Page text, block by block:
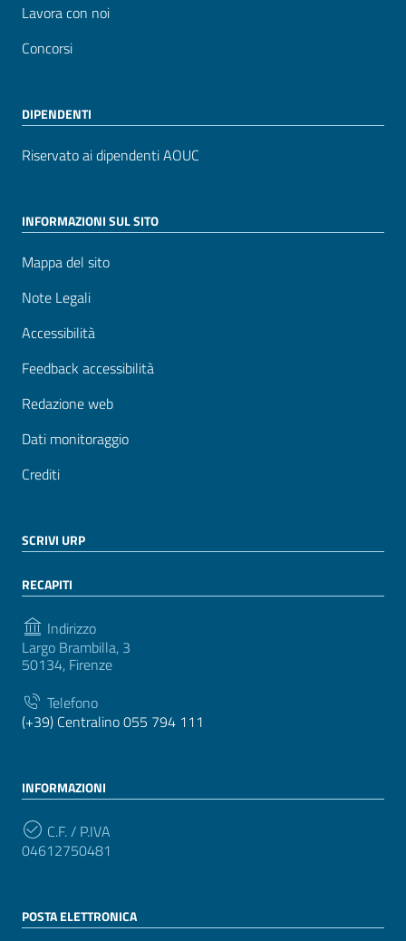
Lavora con noi
Concorsi
DIPENDENTI
Riservato ai dipendenti AOUC
INFORMAZIONI SUL SITO
Mappa del sito
Note Legali
Accessibilità
Feedback accessibilità
Redazione web
Dati monitoraggio
Crediti
SCRIVI URP
RECAPITI
Indirizzo
Largo Brambilla, 3
50134, Firenze
Telefono
(+39) Centralino 055 794 111
INFORMAZIONI
C.F. / P.IVA
04612750481
POSTA ELETTRONICA